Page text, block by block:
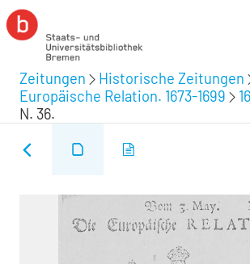
Zeitungen Historische Zeitungen
Europäische Relation. 1673-1699
N. 36.